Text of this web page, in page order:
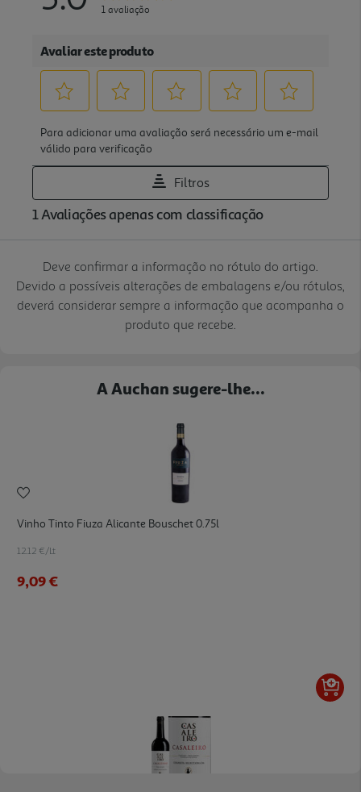
Deve confirmar a informação no rótulo do artigo.
Devido a possíveis alterações de embalagens e/ou rótulos,
deverá considerar sempre a informação que acompanha o
produto que recebe.
A Auchan sugere-lhe...
Vinho Tinto Fiuza Alicante Bouschet 0.75l
12.12 €/Lt
9,09 €